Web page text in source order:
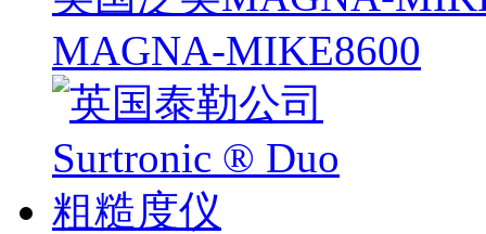
MAGNA-MIKE8600